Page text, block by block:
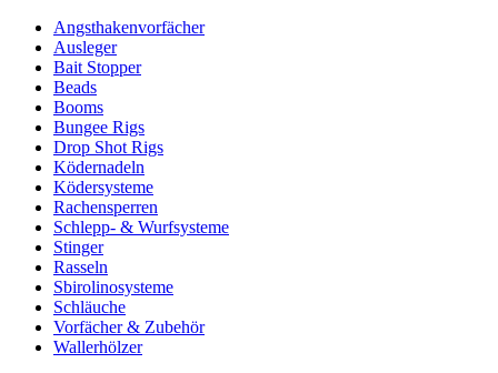
Angsthakenvorfächer
Ausleger
Bait Stopper
Beads
Booms
Bungee Rigs
Drop Shot Rigs
Ködernadeln
Ködersysteme
Rachensperren
Schlepp- & Wurfsysteme
Stinger
Rasseln
Sbirolinosysteme
Schläuche
Vorfächer & Zubehör
Wallerhölzer